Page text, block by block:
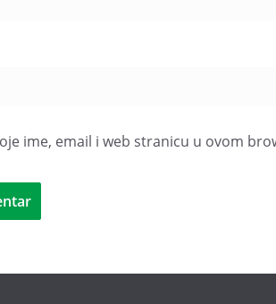
ime, email i web stranicu u ovom